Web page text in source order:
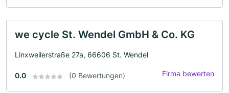
we cycle St. Wendel GmbH & Co. KG
Linxweilerstraße 27a, 66606 St. Wendel
0.0 (0 Bewertungen) Firma bewerten